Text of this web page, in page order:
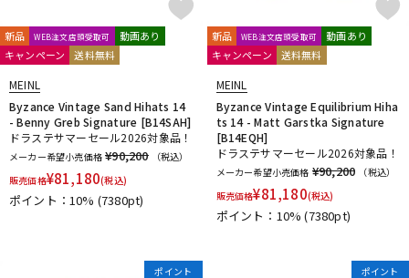
DTM オンライン納品 レコーディング機器
中古 ヴィンテージ
HUDSON MUSIC
Inami Custom Drums
INDe
Innovative Percussion
Istanbul
Istanbul／Agop
Istanbul／Mehmet
JOE MONTINERI
JOHNNY RABB DRUMSTICKS
Kentville Drums
KEPLINGER DRUMS Kick Block
Kikutani
kitano
KORG KUPPMEN
L-N
LOS CABOS Ludwig MAPEX
Masterwork
MATT BETTIS
MAXTONE MEDELI MEINL MONO
MUSIC NOMAD
MUSIC WORKS NATAL
Negi Drums
新品 WEB注文店頭受取可
動画あり
キャンペーン
送料無料
MEINL
Byzance Vintage Sand Hihats 14
- Benny Greb Signature [B14SAH]
ドラステサマーセール2026対象品！
メーカー希望小売価格 ¥90,200
（税込）
販売価格¥81,180(税込)
ポイント：10% (7380pt)
新品 WEB注文店頭受取可
動画あり
キャンペーン
送料無料
MEINL
Byzance Vintage Equilibrium Hiha
ts 14 - Matt Garstka Signature
[B14EQH]
ドラステサマーセール2026対象品！
メーカー希望小売価格 ¥90,200
（税込）
販売価格¥81,180(税込)
ポイント：10%(7380pt)
ポイント ポイント